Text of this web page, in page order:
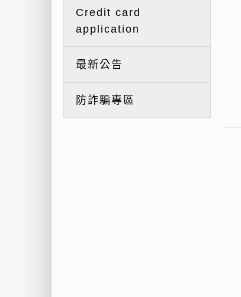
Credit card
application
最新公告
防詐騙專區